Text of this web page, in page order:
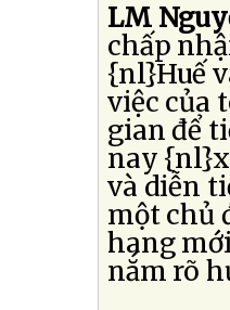
LM
chấp
{nl}Huế
việc của
gian để
nay
và diễn
một chủ
hang
nắm rõ